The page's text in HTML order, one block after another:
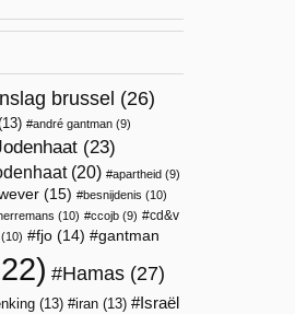
brussel (26)
andré gantman (9)
(23)
(20) apartheid (9)
(15) besnijdenis (10)
(10) ccojb (9)
cd&v
(10) fjo (14) gantman
Hamas (27)
(13) iran (13)
Israël